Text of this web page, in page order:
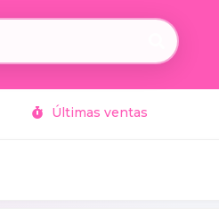
Últimas ventas